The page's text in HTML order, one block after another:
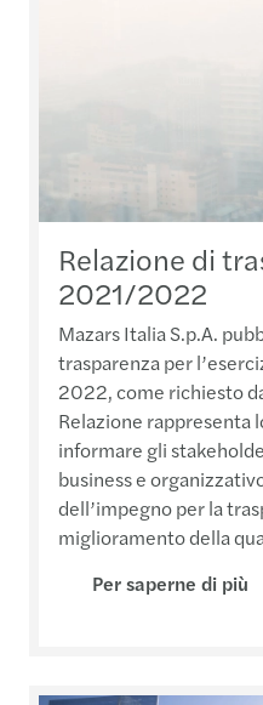
Relazione di
2021/2022
Mazars Italia S.p.A.
trasparenza per
2022, come richiesto
Relazione rappresenta
informare gli
business e
dell’impegno per la
miglioramento della
Per saperne di più